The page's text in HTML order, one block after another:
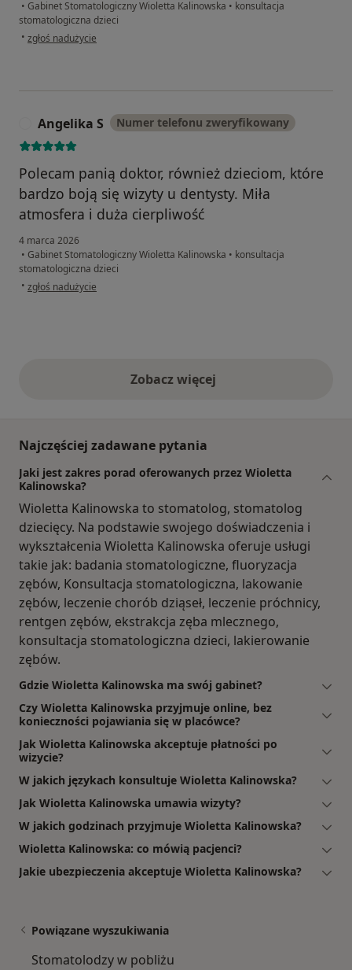
• Gabinet Stomatologiczny Wioletta Kalinowska • konsultacja
stomatologiczna dzieci
• w opinii użytkownika Mama Dyzia
zgłoś nadużycie
Angelika S Numer telefonu zweryfikowany
Polecam panią doktor, również dzieciom, które
bardzo boją się wizyty u dentysty. Miła
atmosfera i duża cierpliwość
4 marca 2026
• Gabinet Stomatologiczny Wioletta Kalinowska • konsultacja
stomatologiczna dzieci
• w opinii użytkownika Angelika S
zgłoś nadużycie
Zobacz więcejopinie powyżej
Najczęściej zadawane pytania
Jaki jest zakres porad oferowanych przez Wioletta
Kalinowska?
Wioletta Kalinowska to stomatolog, stomatolog
dziecięcy. Na podstawie swojego doświadczenia i
wykształcenia Wioletta Kalinowska oferuje usługi
takie jak: badania stomatologiczne, fluoryzacja
zębów, Konsultacja stomatologiczna, lakowanie
zębów, leczenie chorób dziąseł, leczenie próchnicy,
rentgen zębów, ekstrakcja zęba mlecznego,
konsultacja stomatologiczna dzieci, lakierowanie
zębów.
Gdzie Wioletta Kalinowska ma swój gabinet?
Czy Wioletta Kalinowska przyjmuje online, bez
konieczności pojawiania się w placówce?
Jak Wioletta Kalinowska akceptuje płatności po
wizycie?
W jakich językach konsultuje Wioletta Kalinowska?
Jak Wioletta Kalinowska umawia wizyty?
W jakich godzinach przyjmuje Wioletta Kalinowska?
Wioletta Kalinowska: co mówią pacjenci?
Jakie ubezpieczenia akceptuje Wioletta Kalinowska?
Powiązane wyszukiwania
Stomatolodzy w pobliżu